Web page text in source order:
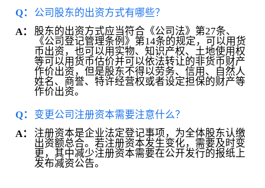
Q：
公司股东的出资方式有哪些？
A：
股东的出资方式应当符合《公司法》第27条、
《公司登记管理条例》第14条的规定，可以用货
币出资，也可以用实物、知识产权、土地使用权
等可以用货币估价并可以依法转让的非货币财产
作价出资，但是股东不得以劳务、信用、自然人
姓名、商誉、特许经营权或者设定担保的财产等
作价出资。
Q：
变更公司注册资本需要注意什么？
A：
注册资本是企业法定登记事项，为全体股东认缴
出资额总合。若注册资本发生变化，需要及时变
更，其中减少注册资本需要在公开发行的报纸上
发布减资公告。